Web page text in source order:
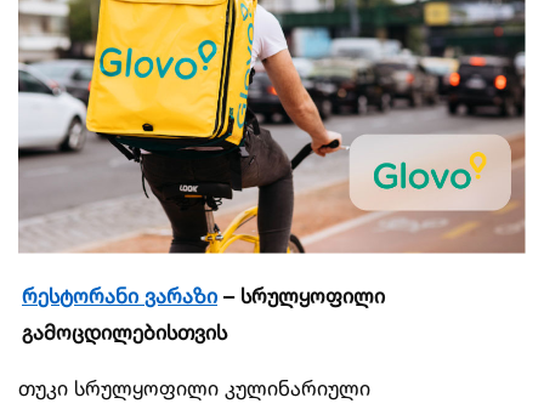
რესტორანი ვარაზი – სრულყოფილი
გამოცდილებისთვის
თუკი სრულყოფილი კულინარიული